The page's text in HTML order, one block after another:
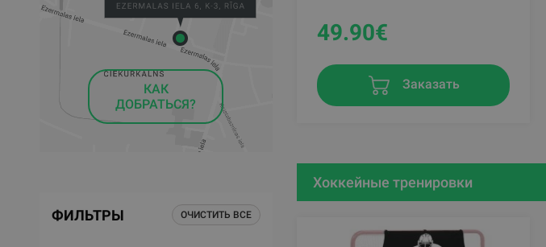
КАК
ДОБРАТЬСЯ?
ФИЛЬТРЫ ОЧИСТИТЬ ВСЕ
49.90€
Заказать
Хоккейные тренировки